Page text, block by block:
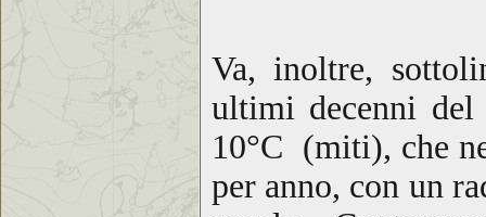
Va, inoltre,
ultimi decenni del
10°C (miti), che
per anno, con un